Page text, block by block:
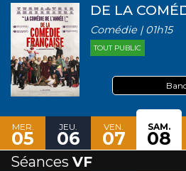
DE LA
Comédie | 01h15
TOUT PUBLIC
MER.
05
JEU.
06
VEN.
07
SAM.
08
Séances VF